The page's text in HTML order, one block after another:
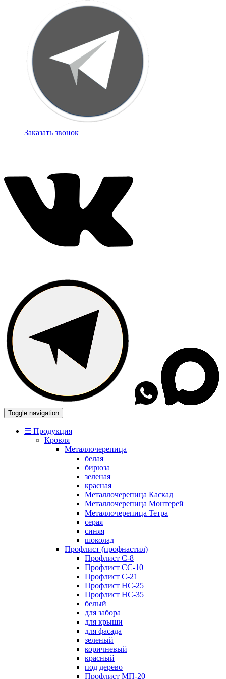
Заказать звонок
Toggle navigation
☰ Продукция
Кровля
Металлочерепица
белая
бирюза
зеленая
красная
Металлочерепица Каскад
Металлочерепица Монтерей
Металлочерепица Тетра
серая
синяя
шоколад
Профлист (профнастил)
Профлист С-8
Профлист СС-10
Профлист C-21
Профлист НС-25
Профлист НС-35
белый
для забора
для крыши
для фасада
зеленый
коричневый
красный
под дерево
Профлист МП-20